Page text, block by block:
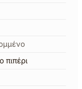
πιπέρι